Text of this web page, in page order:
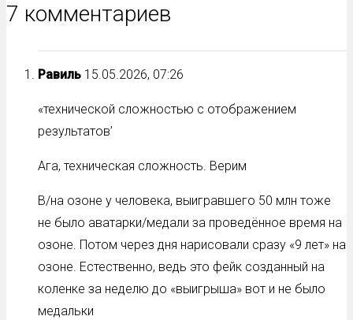
7 комментариев
Равиль 15.05.2026, 07:26
«технической сложностью с отображением
результатов’
Ага, техническая сложность. Верим
В/на озоне у человека, выигравшего 50 млн тоже
не было аватарки/медали за проведённое время на
озоне. Потом через дня нарисовали сразу «9 лет» на
озоне. Естественно, ведь это фейк созданный на
коленке за неделю до «выигрыша» вот и не было
медальки